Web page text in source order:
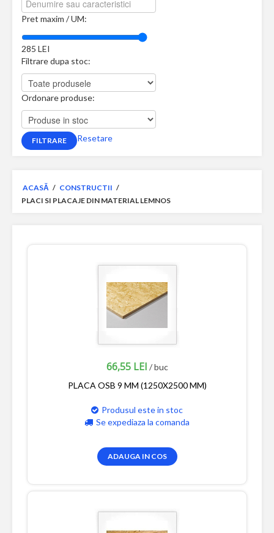
Pret maxim / UM:
285 LEI
Filtrare dupa stoc:
Ordonare produse:
Resetare
ACASĂ / CONSTRUCTII /
PLACI SI PLACAJE DIN MATERIAL LEMNOS
66,55 LEI / buc
PLACA OSB 9 MM (1250X2500 MM)
Produsul este in stoc
Se expediaza la comanda
ADAUGA IN COS